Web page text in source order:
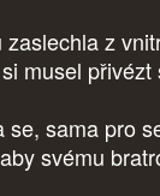
zaslechla z
musel přivézt
se, sama pro
svému